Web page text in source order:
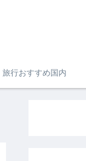
旅行おすすめ国内